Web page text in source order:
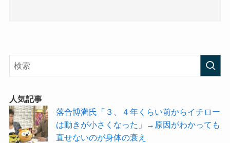
人気記事
落合博満氏「３、４年くらい前からイチロー
は動きが小さくなった」→原因がわかっても
直せないのが身体の衰え